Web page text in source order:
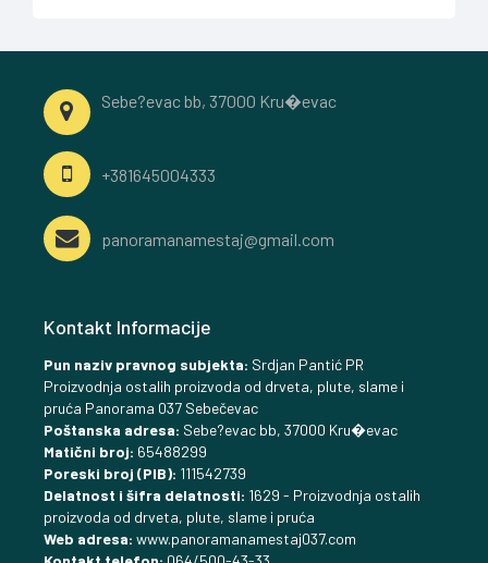
Sebe?evac bb, 37000 Kru�evac
+381645004333
panoramanamestaj@gmail.com
Kontakt Informacije
Pun naziv pravnog subjekta: Srdjan Pantić PR
Proizvodnja ostalih proizvoda od drveta, plute, slame i
pruća Panorama 037 Sebečevac
Poštanska adresa: Sebe?evac bb, 37000 Kru�evac
Matični broj: 65488299
Poreski broj (PIB): 111542739
Delatnost i šifra delatnosti: 1629 - Proizvodnja ostalih
proizvoda od drveta, plute, slame i pruća
Web adresa: www.panoramanamestaj037.com